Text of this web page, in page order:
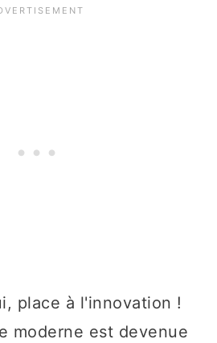
place à l'innovation !
moderne est devenue